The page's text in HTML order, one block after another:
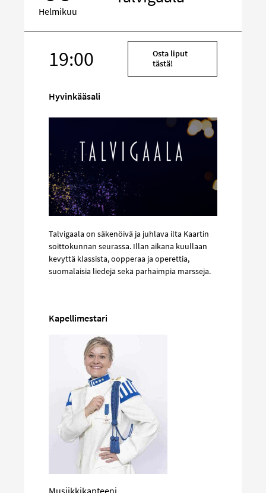
Helmikuu
19:00
sosiaalisessa
mediassa
Osta liput
tästä!
Hyvinkääsali
Talvigaala on säkenöivä ja juhlava ilta Kaartin
soittokunnan seurassa. Illan aikana kuullaan
kevyttä klassista, oopperaa ja operettia,
suomalaisia liedejä sekä parhaimpia marsseja.
Kapellimestari
Musiikkikapteeni